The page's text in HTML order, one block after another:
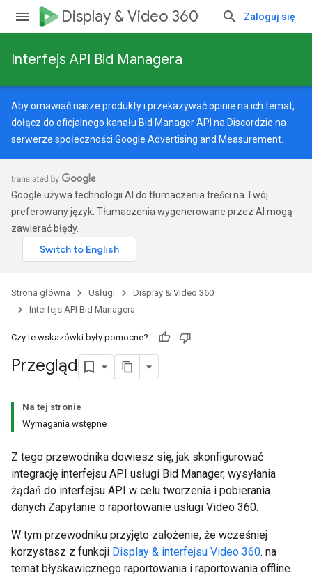
Display & Video 360 Zaloguj się
Interfejs API Bid Managera
Aby omawiać nasze produkty i przekazywać opinie na ich temat,
dołącz do oficjalnego kanału Bid Manager API na Discordzie na
serwerze społeczności Google Advertising and Measurement
Google używa technologii AI do tłumaczenia treści na Twój
preferowany język. Tłumaczenia wygenerowane przez AI mogą
zawierać błędy.
Strona główna Usługi
Display & Video 360
Interfejs API Bid Managera
Czy te wskazówki były pomocne?
Przegląd
Na tej stronie
Wymagania wstępne
Z tego przewodnika dowiesz się, jak skonfigurować
integrację interfejsu API usługi Bid Manager, wysyłania
żądań do interfejsu API w celu tworzenia i pobierania
danych Zapytanie o raportowanie usługi Video 360.
W tym przewodniku przyjęto założenie, że wcześniej
korzystasz z funkcji Display & interfejsu Video 360. na
temat błyskawicznego raportowania i raportowania offline.